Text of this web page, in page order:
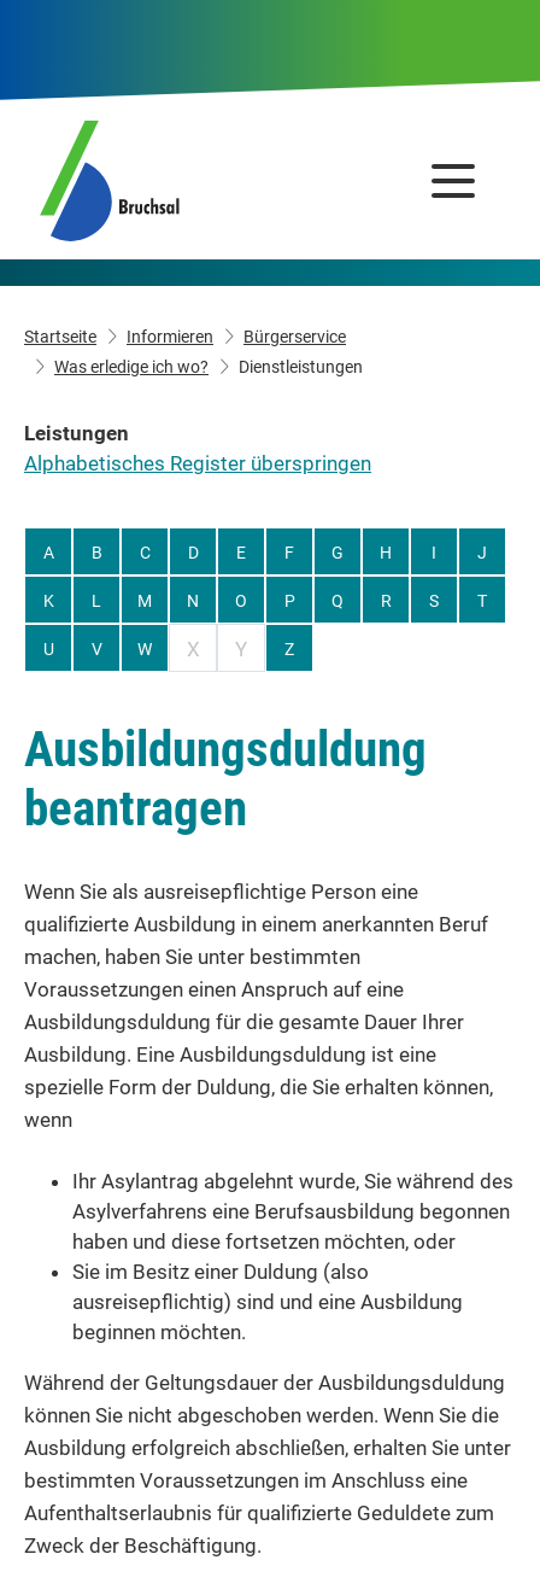
Startseite Informieren
Bürgerservice
Was erledige ich wo?
Dienstleistungen
Leistungen
Alphabetisches Register überspringen
A B C D E F G H I J
K L M N O P Q R S T
U V W X Y Z
Ausbildungsduldung
beantragen
Wenn Sie als ausreisepflichtige Person eine
qualifizierte Ausbildung in einem anerkannten Beruf
machen, haben Sie unter bestimmten
Voraussetzungen einen Anspruch auf eine
Ausbildungsduldung für die gesamte Dauer Ihrer
Ausbildung. Eine Ausbildungsduldung ist eine
spezielle Form der Duldung, die Sie erhalten können,
wenn
Ihr Asylantrag abgelehnt wurde, Sie während des
Asylverfahrens eine Berufsausbildung begonnen
haben und diese fortsetzen möchten, oder
Sie im Besitz einer Duldung (also
ausreisepflichtig) sind und eine Ausbildung
beginnen möchten.
Während der Geltungsdauer der Ausbildungsduldung
können Sie nicht abgeschoben werden. Wenn Sie die
Ausbildung erfolgreich abschließen, erhalten Sie unter
bestimmten Voraussetzungen im Anschluss eine
Aufenthaltserlaubnis für qualifizierte Geduldete zum
Zweck der Beschäftigung.